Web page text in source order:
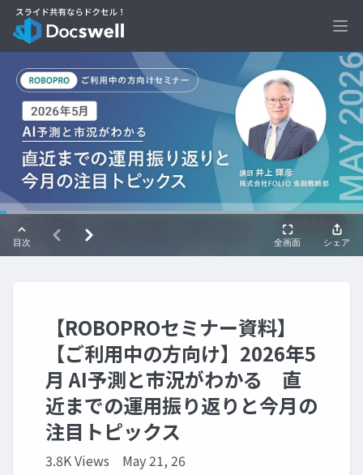
【ROBOPROセミナー資料】
【ご利用中の方向け】2026年5
月 AI予測と市況がわかる 直
近までの運用振り返りと今月の
注目トピックス
3.8K Views May 21, 26